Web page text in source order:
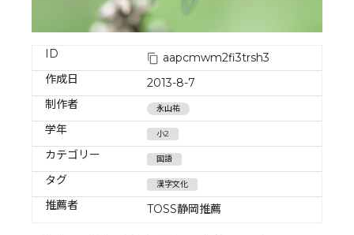
ID
aapcmwm2fi3trsh3
作成日
2013-8-7
制作者
永山祐
学年 小2
カテゴリー 国語
タグ 漢字文化
推薦者 TOSS静岡推薦